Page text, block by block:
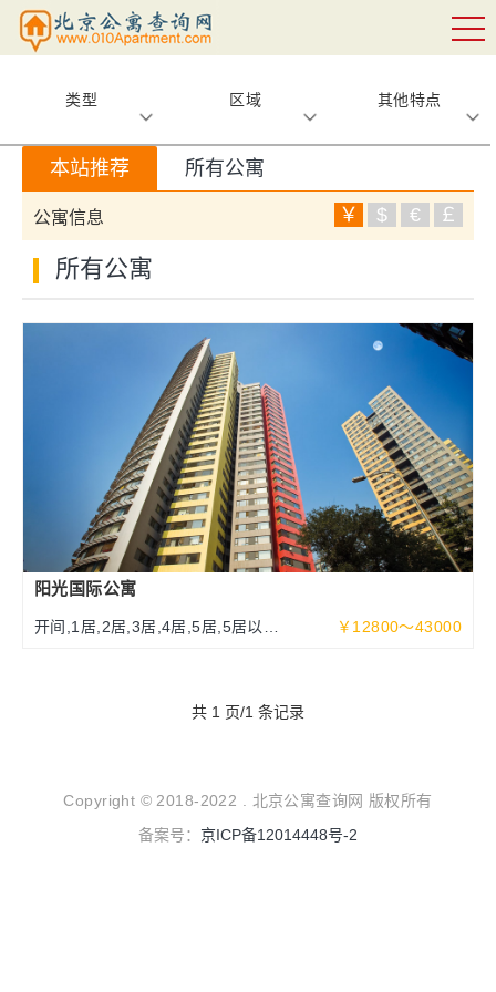
类型 区域 其他特点
本站推荐 所有公寓
公寓信息 ￥ $ € ￡
所有公寓
阳光国际公寓
开间,1居,2居,3居,4居,5居,5居以上
￥12800～43000
共 1 页/1 条记录
Copyright © 2018-2022 . 北京公寓查询网 版权所有
备案号： 京ICP备12014448号-2